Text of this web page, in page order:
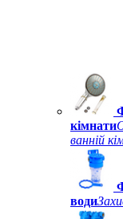
кімнати
ванній
води